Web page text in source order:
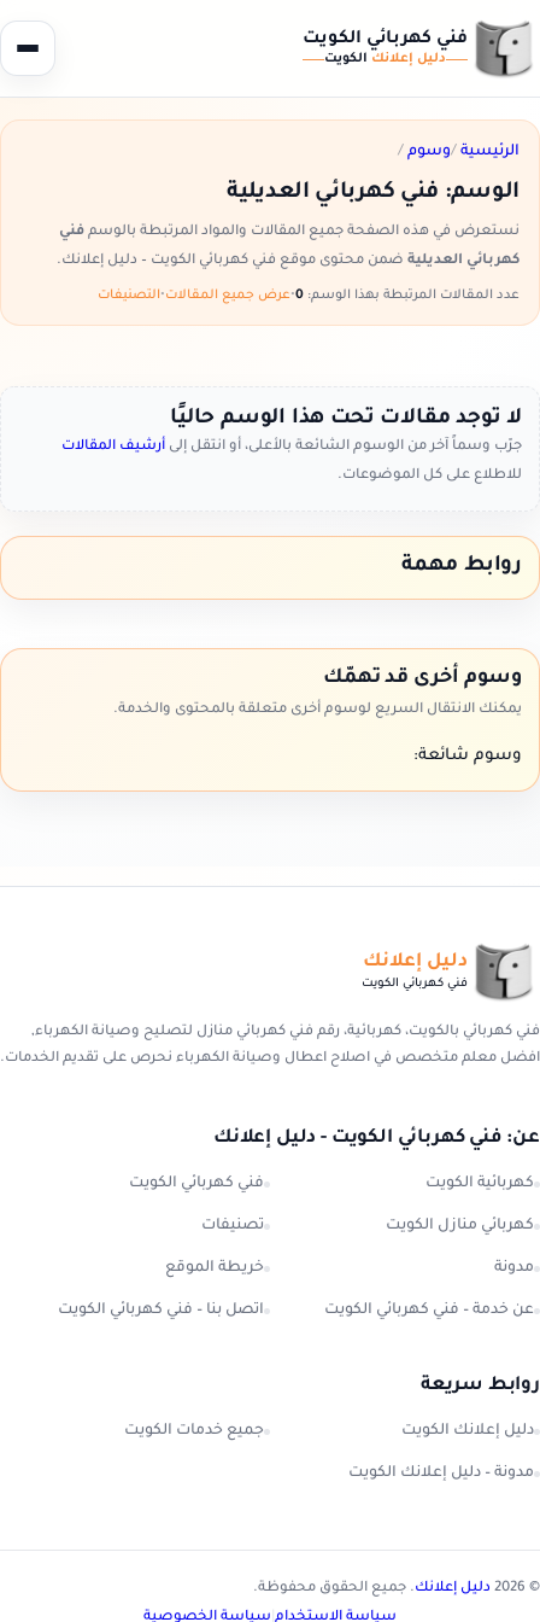
فني كهربائي الكويت
دليل إعلانك الكويت
الرئيسية /وسوم /
الوسم: فني كهربائي العديلية
نستعرض في هذه الصفحة جميع المقالات والمواد المرتبطة بالوسم فني
كهربائي العديلية ضمن محتوى موقع فني كهربائي الكويت – دليل إعلانك.
عدد المقالات المرتبطة بهذا الوسم: •عرض جميع المقالات•التصنيفات
لا توجد مقالات تحت هذا الوسم حاليًا
جرّب وسماً آخر من الوسوم الشائعة بالأعلى، أو انتقل إلى أرشيف المقالات
للاطلاع على كل الموضوعات.
روابط مهمة
وسوم أخرى قد تهمّك
يمكنك الانتقال السريع لوسوم أخرى متعلقة بالمحتوى والخدمة.
وسوم شائعة:
دليل إعلانك
فني كهربائي الكويت
فني كهربائي بالكويت، كهربائية، رقم فني كهربائي منازل لتصليح وصيانة الكهرباء,
افضل معلم متخصص في اصلاح اعطال وصيانة الكهرباء نحرص على تقديم الخدمات.
عن: فني كهربائي الكويت - دليل إعلانك
كهربائية الكويت فني كهربائي الكويت
كهربائي منازل الكويت تصنيفات
مدونة خريطة الموقع
عن خدمة – فني كهربائي الكويت اتصل بنا – فني كهربائي الكويت
روابط سريعة
دليل إعلانك الكويت جميع خدمات الكويت
مدونة – دليل إعلانك الكويت
© 2026 دليل إعلانك. جميع الحقوق محفوظة.
سياسة الاستخدام سياسة الخصوصية